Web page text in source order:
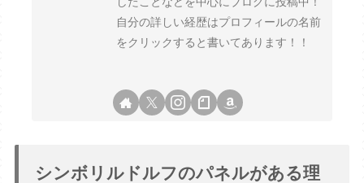
自分の詳しい経歴はプロフィールの名前
をクリックすると書いてあります！！
シンボリルドルフのパネルがある理